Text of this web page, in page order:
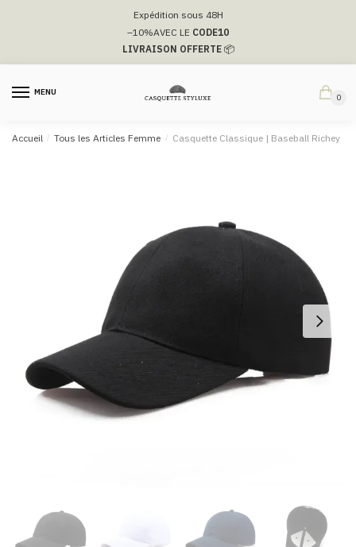
navigation
Expédition sous 48H
–10%AVEC LE CODE10
LIVRAISON OFFERTE📦
MENU
0
Accueil / Tous les Articles Femme / Casquette Classique | Baseball Richey